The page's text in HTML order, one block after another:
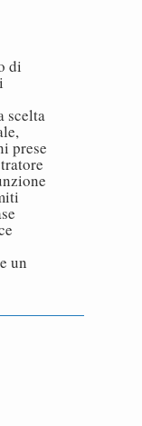
di
scelta
prese
un